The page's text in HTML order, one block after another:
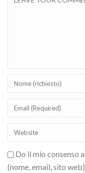
Do il mio consenso
(nome, email, sito